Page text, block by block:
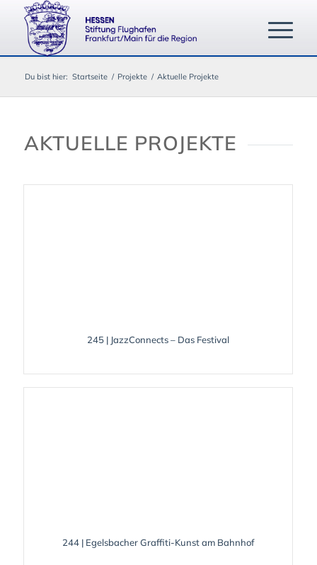
Du bist hier: Startseite / Projekte / Aktuelle Projekte
AKTUELLE PROJEKTE
245 | JazzConnects – Das Festival
244 | Egelsbacher Graffiti-Kunst am Bahnhof